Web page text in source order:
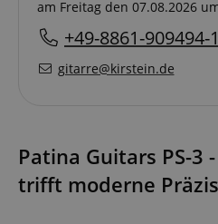
am Freitag den 07.08.2026
+49-8861-909494-1
gitarre@kirstein.de
Patina Guitars PS-3
trifft moderne